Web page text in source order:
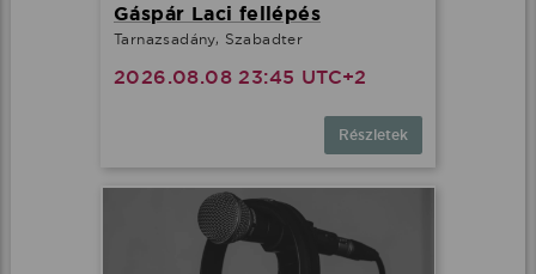
Gáspár Laci fellépés
Tarnazsadány, Szabadter
2026.08.08 23:45 UTC+2
Részletek